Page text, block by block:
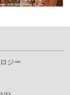
ジー